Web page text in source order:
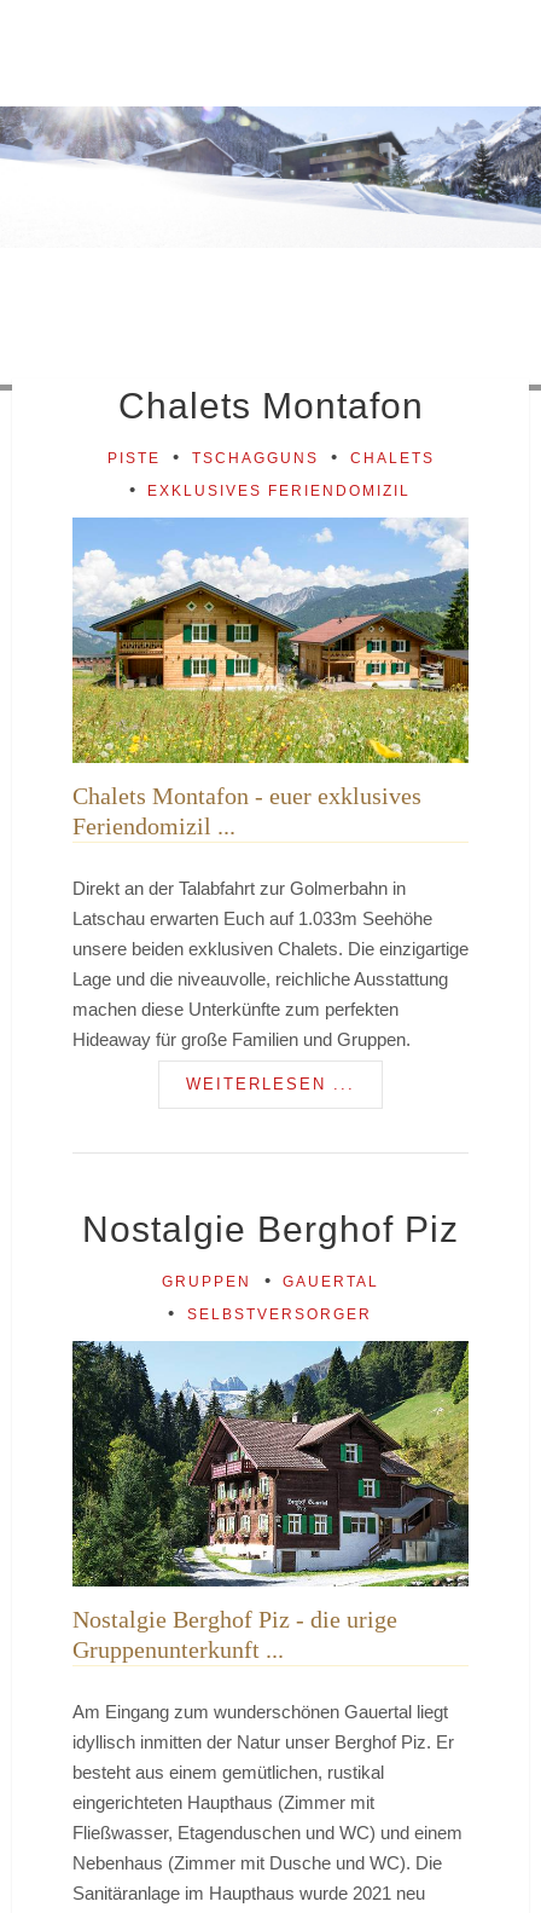
Chalets Montafon
PISTE TSCHAGGUNS
CHALETS
EXKLUSIVES FERIENDOMIZIL
Chalets Montafon - euer exklusives
Feriendomizil ...
Direkt an der Talabfahrt zur Golmerbahn in
Latschau erwarten Euch auf 1.033m Seehöhe
unsere beiden exklusiven Chalets. Die einzigartige
Lage und die niveauvolle, reichliche Ausstattung
machen diese Unterkünfte zum perfekten
Hideaway für große Familien und Gruppen.
WEITERLESEN ...
Nostalgie Berghof Piz
GRUPPEN
GAUERTAL
SELBSTVERSORGER
Nostalgie Berghof Piz - die urige
Gruppenunterkunft ...
Am Eingang zum wunderschönen Gauertal liegt
idyllisch inmitten der Natur unser Berghof Piz. Er
besteht aus einem gemütlichen, rustikal
eingerichteten Haupthaus (Zimmer mit
Fließwasser, Etagenduschen und WC) und einem
Nebenhaus (Zimmer mit Dusche und WC). Die
Sanitäranlage im Haupthaus wurde 2021 neu